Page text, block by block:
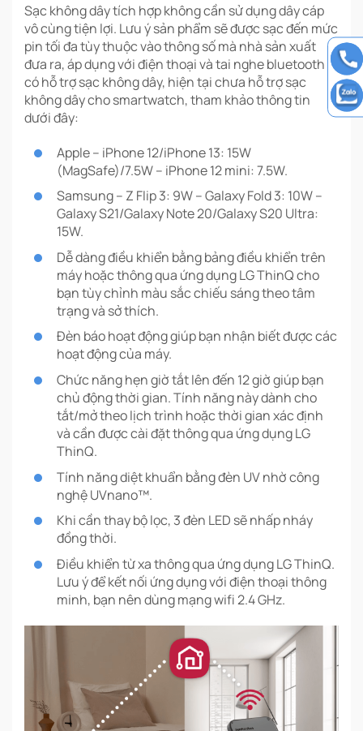
Sạc không dây tích hợp không cần sử dụng dây cáp
vô cùng tiện lợi. Lưu ý sản phẩm sẽ được sạc đến mức
pin tối đa tùy thuộc vào thông số mà nhà sản xuất
đưa ra, áp dụng với điện thoại và tai nghe bluetooth
có hỗ trợ sạc không dây, hiện tại chưa hỗ trợ sạc
không dây cho smartwatch, tham khảo thông tin
dưới đây:
Apple – iPhone 12/iPhone 13: 15W
(MagSafe)/7.5W – iPhone 12 mini: 7.5W.
Samsung – Z Flip 3: 9W – Galaxy Fold 3: 10W –
Galaxy S21/Galaxy Note 20/Galaxy S20 Ultra:
15W.
Dễ dàng điều khiển bằng bảng điều khiển trên
máy hoặc thông qua ứng dụng LG ThinQ cho
bạn tùy chỉnh màu sắc chiếu sáng theo tâm
trạng và sở thích.
Đèn báo hoạt động giúp bạn nhận biết được các
hoạt động của máy.
Chức năng hẹn giờ tắt lên đến 12 giờ giúp bạn
chủ động thời gian. Tính năng này dành cho
tắt/mở theo lịch trình hoặc thời gian xác định
và cần được cài đặt thông qua ứng dụng LG
ThinQ.
Tính năng diệt khuẩn bằng đèn UV nhờ công
nghệ UVnano™.
Khi cần thay bộ lọc, 3 đèn LED sẽ nhấp nháy
đồng thời.
Điều khiển từ xa thông qua ứng dụng LG ThinQ.
Lưu ý để kết nối ứng dụng với điện thoại thông
minh, bạn nên dùng mạng wifi 2.4 GHz.